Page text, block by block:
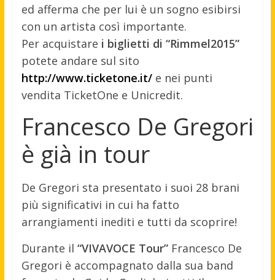
ed afferma che per lui è un sogno esibirsi
con un artista così importante.
Per acquistare i biglietti di “Rimmel2015”
potete andare sul sito
http://www.ticketone.it/ e nei punti
vendita TicketOne e Unicredit.
Francesco De Gregori
è già in tour
De Gregori sta presentato i suoi 28 brani
più significativi in cui ha fatto
arrangiamenti inediti e tutti da scoprire!
Durante il “VIVAVOCE Tour”Francesco De
Gregori è accompagnato dalla sua band